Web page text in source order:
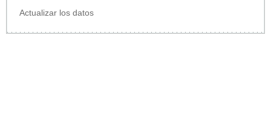
Actualizar los datos